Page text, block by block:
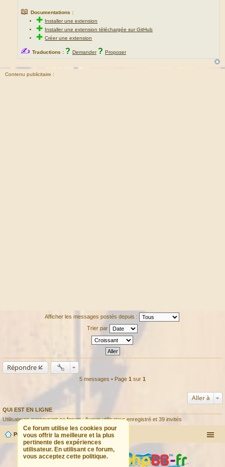
📖 Documentations :
✚ Installer une extension
✚ Installer une extension téléchargée sur GitHub
✚Créer une extension
✍ Traductions : ? Demander ? Proposer
Contenu publicitaire :
Afficher les messages postés depuis :
Trier par
Répondre
5 messages • Page 1 sur 1
Aller à
QUI EST EN LIGNE
Utilisateurs parcourant ce forum : Aucun utilisateur enregistré et 39 invités
Ce forum utilise les cookies pour
vous offrir la meilleure et la plus
pertinente des expériences
utilisateur. En utilisant ce forum,
vous acceptez cette politique.
Portail Forum